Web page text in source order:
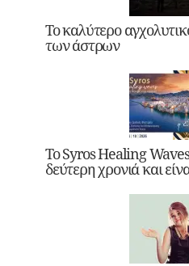
Το καλύτερο
των άστρων
Το Syros Healing
δεύτερη χρονιά και